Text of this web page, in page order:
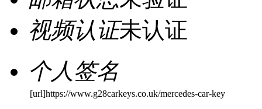
视频认证未认证
个人签名
[url]https://www.g28carkeys.co.uk/mercedes-car-key